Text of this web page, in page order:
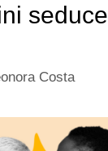
seduce
Costa